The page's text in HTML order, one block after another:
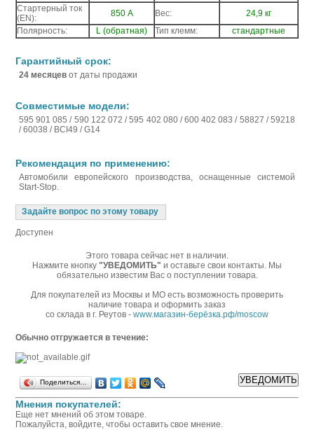
Стартерный ток
(EN):
850 А Вес:
24,9 кг
Полярность:
L (обратная) Тип клемм: стандартные
Гарантийный срок:
24 месяцев от даты продажи
Совместимые модели:
595 901 085 / 590 122 072 / 595 402 080 / 600 402 083 / 58827 / 59218
/ 60038 / BCI49 / G14
Рекомендация по применению:
Автомобили европейского производства, оснащенные системой
Start-Stop.
Задайте вопрос по этому товару
Доступен
Этого товара сейчас нет в наличии.
Нажмите кнопку "УВЕДОМИТЬ" и оставьте свои контакты. Мы
обязательно известим Вас о поступлении товара.
Для покупателей из Москвы и МО есть возможность проверить
наличие товара и оформить заказ
со склада в г. Реутов - www.магазин-берёзка.рф/moscow
Обычно отгружается в течение:
Поделиться…
Мнения покупателей:
Еще нет мнений об этом товаре.
Пожалуйста, войдите, чтобы оставить свое мнение.